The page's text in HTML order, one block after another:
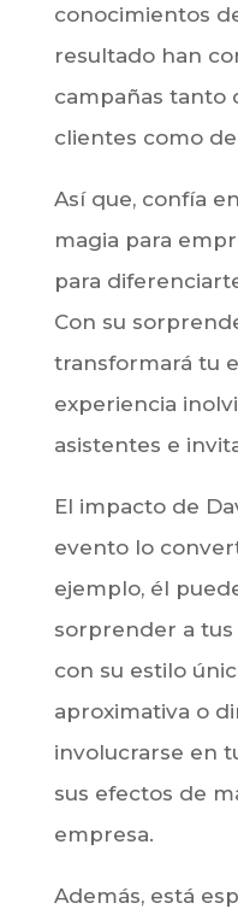
conocimientos
resultado han
campañas tanto
clientes como
Así que, confía
magia para
para
Con su
transformará tu
experiencia
asistentes e
El impacto de
evento lo
ejemplo, él
sorprender a
con su estilo
aproximativa o
involucrarse en
sus efectos de
empresa.
Además, está